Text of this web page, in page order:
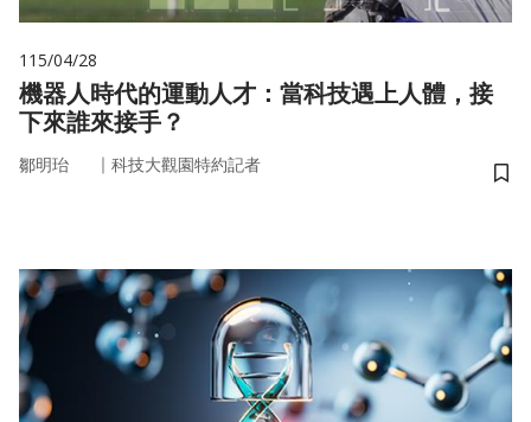
115/04/28
機器人時代的運動人才：當科技遇上人體，接
下來誰來接手？
鄒明珆 ｜ 科技大觀園特約記者
儲